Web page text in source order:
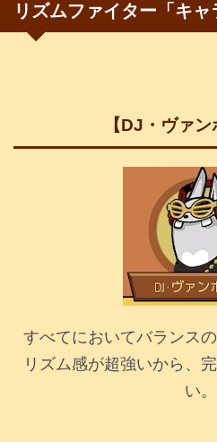
リズムファイター「キャ
【DJ・ヴァン
すべてにおいてバランス
リズム感が超強いから、
い。